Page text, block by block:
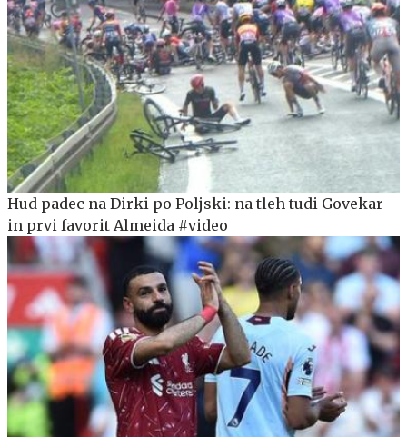
Hud padec na Dirki po Poljski: na tleh tudi Govekar
in prvi favorit Almeida #video